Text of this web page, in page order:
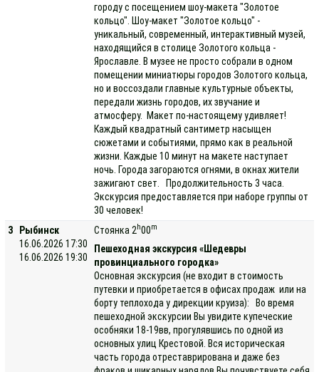
городу с посещением шоу-макета "Золотое
кольцо". Шоу-макет "Золотое кольцо" -
уникальный, современный, интерактивный музей,
находящийся в столице Золотого кольца -
Ярославле. В музее не просто собрали в одном
помещении миниатюры городов Золотого кольца,
но и воссоздали главные культурные объекты,
передали жизнь городов, их звучание и
атмосферу. Макет по-настоящему удивляет!
Каждый квадратный сантиметр насыщен
сюжетами и событиями, прямо как в реальной
жизни. Каждые 10 минут на макете наступает
ночь. Города загораются огнями, в окнах жители
зажигают свет. Продолжительность 3 часа.
Экскурсия предоставляется при наборе группы от
30 человек!
3
Рыбинск
16.06.2026 17:30
16.06.2026 19:30
Стоянка 2 h00m
Пешеходная экскурсия «Шедевры
провинциального городка»
Основная экскурсия (не входит в стоимость
путевки и приобретается в офисах продаж или на
борту теплохода у дирекции круиза): Во время
пешеходной экскурсии Вы увидите купеческие
особняки 18-19вв, прогулявшись по одной из
основных улиц Крестовой. Вся историческая
часть города отреставрирована и даже без